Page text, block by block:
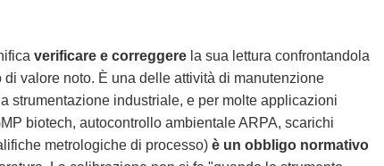
verificare e correggere la sua lettura confrontandola
valore noto. È una delle attività di manutenzione
strumentazione industriale, e per molte applicazioni
biotech, autocontrollo ambientale ARPA, scarichi
metrologiche di processo) è un obbligo normativo